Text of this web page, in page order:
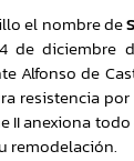
el nombre de
de diciembre
Alfonso de
resistencia
II anexiona
remodelación.